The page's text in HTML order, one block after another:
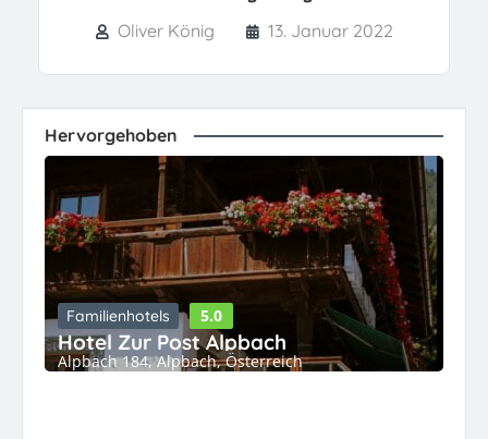
Oliver König 13. Januar 2022
Hervorgehoben
Familienhotels 5.0
Hotel Zur Post Alpbach
Alpbach 184, Alpbach, Österreich